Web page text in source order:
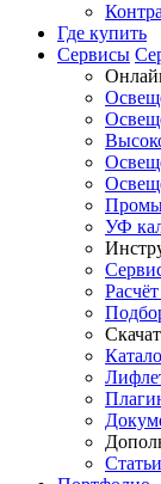
Где купить
Сервисы
УФ
Статьи